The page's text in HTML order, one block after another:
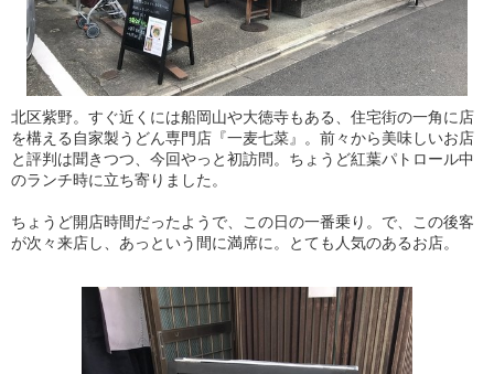
北区紫野。すぐ近くには船岡山や大徳寺もある、住宅街の一角に店
を構える自家製うどん専門店『一麦七菜』。前々から美味しいお店
と評判は聞きつつ、今回やっと初訪問。ちょうど紅葉パトロール中
のランチ時に立ち寄りました。
ちょうど開店時間だったようで、この日の一番乗り。で、この後客
が次々来店し、あっという間に満席に。とても人気のあるお店。